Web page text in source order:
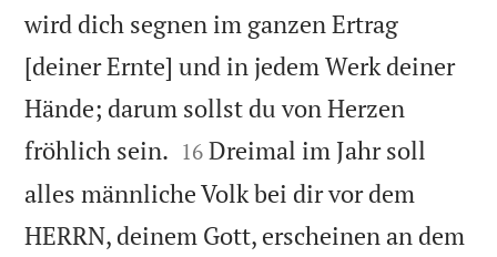
wird dich segnen im ganzen Ertrag
[deiner Ernte] und in jedem Werk deiner
Hände; darum sollst du von Herzen
fröhlich sein. 

16 Dreimal im Jahr soll
alles männliche Volk bei dir vor dem
HERRN, deinem Gott, erscheinen an dem